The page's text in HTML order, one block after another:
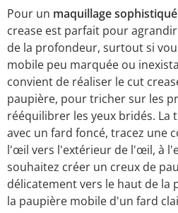
Pour un maquillage
crease est parfait pour
de la profondeur, surtout si
mobile peu marquée ou
convient de réaliser le cut
paupière, pour tricher sur les
rééquilibrer les yeux bridés. La
avec un fard foncé, tracez une
l'œil vers l'extérieur de l'œil, à
souhaitez créer un creux de
délicatement vers le haut de la
la paupière mobile d'un fard